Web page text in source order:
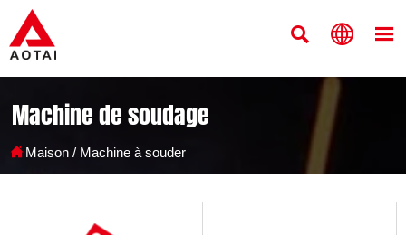
  
Machine de soudage
Maison / Machine à souder